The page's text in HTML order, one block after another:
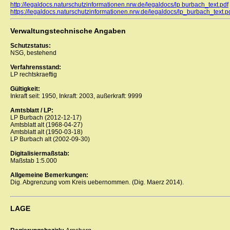
http://legaldocs.naturschutzinformationen.nrw.de/legaldocs/lp burbach_text.pdf
https://legaldocs.naturschutzinformationen.nrw.de/legaldocs/
Verwaltungstechnische Angaben
Schutzstatus:
NSG, bestehend
Verfahrensstand:
LP rechtskraeftig
Gültigkeit:
Inkraft seit: 1950, Inkraft: 2003, außerkraft: 9999
Amtsblatt / LP:
LP Burbach (2012-12-17)
Amtsblatt alt (1968-04-27)
Amtsblatt alt (1950-03-18)
LP Burbach alt (2002-09-30)
Digitalisiermaßstab:
Maßstab 1:5.000
Allgemeine Bemerkungen:
Dig. Abgrenzung vom Kreis uebernommen. (Dig. Maerz 2014).
LAGE